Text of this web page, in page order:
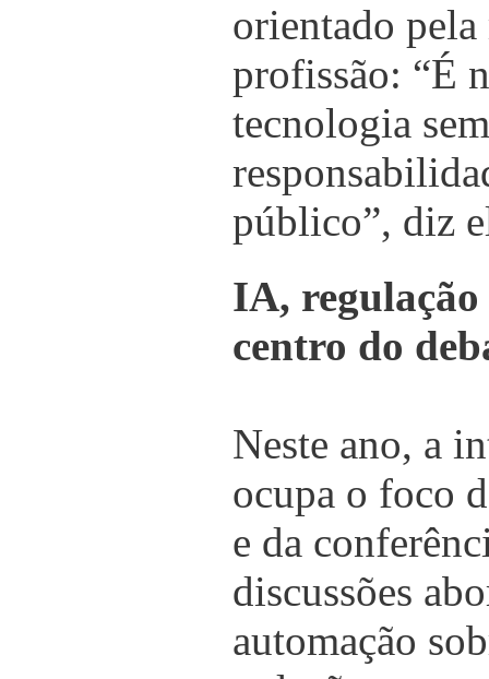
orientado
profissão: “É
tecnologia
público”, diz
IA,
centro do
Neste ano, a
ocupa o foco
e da
discussões
automação